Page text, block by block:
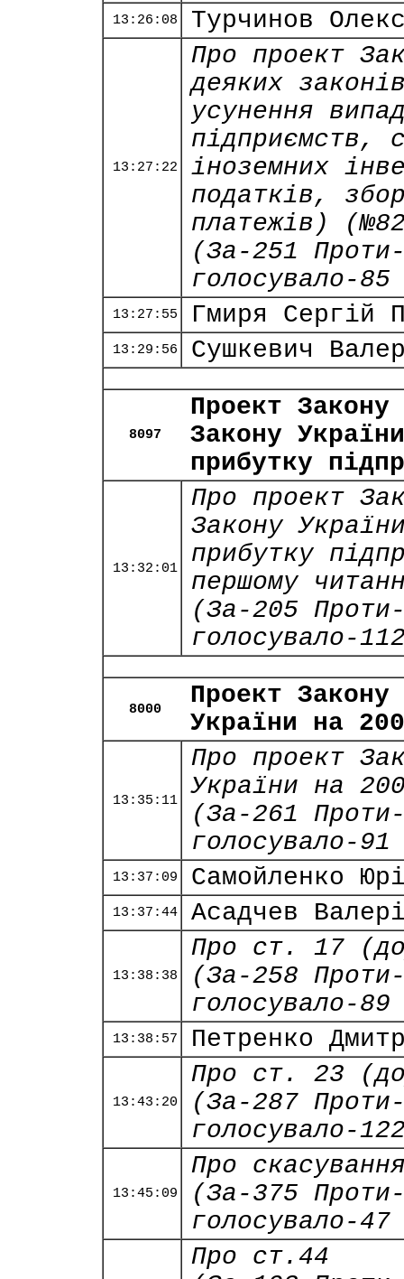
13:26:08 Турчинов
13:27:22
Про проект
деяких
усунення
підприємств,
іноземних
податків,
платежів)
(За-251
голосувало-
13:27:55 Гмиря Сергій
13:29:56 Сушкевич
8097
Проект
Закону
прибутку
13:32:01
Про проект
Закону
прибутку
першому
(За-205
голосувало-
8000
Проект
України на
13:35:11
Про проект
України на
(За-261
голосувало-
13:37:09 Самойленко
13:37:44 Асадчев
13:38:38
Про ст. 17
(За-258
голосувало-
13:38:57 Петренко
13:43:20
Про ст. 23
(За-287
голосувало-
13:45:09
Про
(За-375
голосувало-
Про ст.44